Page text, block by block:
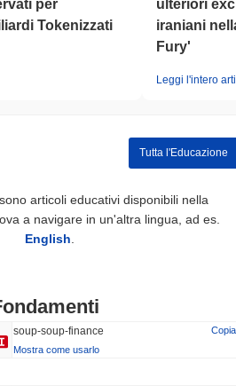
per
Tokenizzati
ulteriori
iraniani
Fury'
Leggi l'intero
Tutta l'Educazione
articoli educativi disponibili nella
a navigare in un'altra lingua, ad es.
English
soup-soup-finance
Copia
Mostra come usarlo